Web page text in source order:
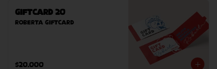
GiftCard 20
Roberta GiftCard
$20.000